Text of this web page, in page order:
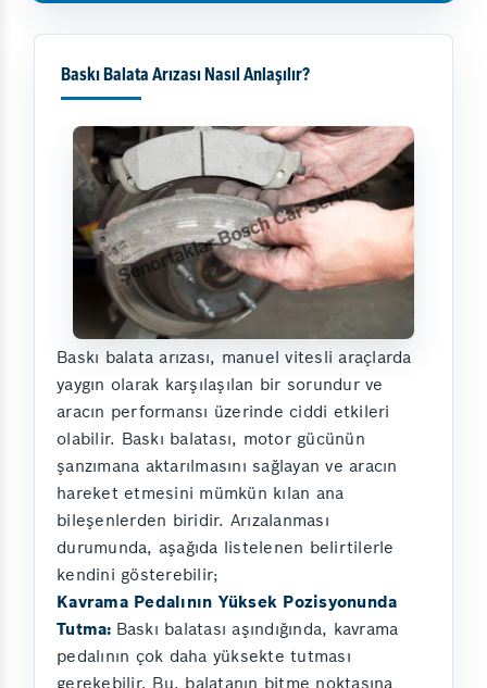
Baskı Balata Arızası Nasıl Anlaşılır?
Baskı balata arızası, manuel vitesli araçlarda
yaygın olarak karşılaşılan bir sorundur ve
aracın performansı üzerinde ciddi etkileri
olabilir. Baskı balatası, motor gücünün
şanzımana aktarılmasını sağlayan ve aracın
hareket etmesini mümkün kılan ana
bileşenlerden biridir. Arızalanması
durumunda, aşağıda listelenen belirtilerle
kendini gösterebilir;
Kavrama Pedalının Yüksek Pozisyonunda
Tutma: Baskı balatası aşındığında, kavrama
pedalının çok daha yüksekte tutması
gerekebilir. Bu, balatanın bitme noktasına